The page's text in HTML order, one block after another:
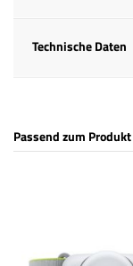
Technische Daten
Passend zum Produkt